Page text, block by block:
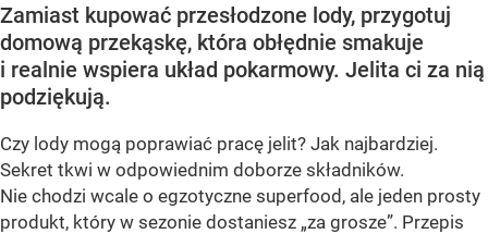
Zamiast kupować przesłodzone lody, przygotuj
domową przekąskę, która obłędnie smakuje
i realnie wspiera układ pokarmowy. Jelita ci za nią
podziękują.
Czy lody mogą poprawiać pracę jelit? Jak najbardziej.
Sekret tkwi w odpowiednim doborze składników.
Nie chodzi wcale o egzotyczne superfood, ale jeden prosty
produkt, który w sezonie dostaniesz „za grosze”. Przepis